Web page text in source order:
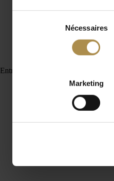
Nécessaires
Marketing
Entrez un terme de recherche :